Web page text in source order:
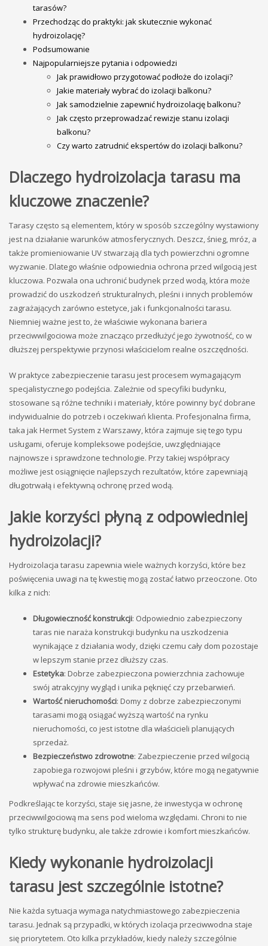
tarasów?
Przechodząc do praktyki: jak skutecznie wykonać
hydroizolację?
Podsumowanie
Najpopularniejsze pytania i odpowiedzi
Jak prawidłowo przygotować podłoże do izolacji?
Jakie materiały wybrać do izolacji balkonu?
Jak samodzielnie zapewnić hydroizolację balkonu?
Jak często przeprowadzać rewizje stanu izolacji
balkonu?
Czy warto zatrudnić ekspertów do izolacji balkonu?
Dlaczego hydroizolacja tarasu ma
kluczowe znaczenie?
Tarasy często są elementem, który w sposób szczególny wystawiony
jest na działanie warunków atmosferycznych. Deszcz, śnieg, mróz, a
także promieniowanie UV stwarzają dla tych powierzchni ogromne
wyzwanie. Dlatego właśnie odpowiednia ochrona przed wilgocią jest
kluczowa. Pozwala ona uchronić budynek przed wodą, która może
prowadzić do uszkodzeń strukturalnych, pleśni i innych problemów
zagrażających zarówno estetyce, jak i funkcjonalności tarasu.
Niemniej ważne jest to, że właściwie wykonana bariera
przeciwwilgociowa może znacząco przedłużyć jego żywotność, co w
dłuższej perspektywie przynosi właścicielom realne oszczędności.
W praktyce zabezpieczenie tarasu jest procesem wymagającym
specjalistycznego podejścia. Zależnie od specyfiki budynku,
stosowane są różne techniki i materiały, które powinny być dobrane
indywidualnie do potrzeb i oczekiwań klienta. Profesjonalna firma,
taka jak Hermet System z Warszawy, która zajmuje się tego typu
usługami, oferuje kompleksowe podejście, uwzględniające
najnowsze i sprawdzone technologie. Przy takiej współpracy
możliwe jest osiągnięcie najlepszych rezultatów, które zapewniają
długotrwałą i efektywną ochronę przed wodą.
Jakie korzyści płyną z odpowiedniej
hydroizolacji?
Hydroizolacja tarasu zapewnia wiele ważnych korzyści, które bez
poświęcenia uwagi na tę kwestię mogą zostać łatwo przeoczone. Oto
kilka z nich:
Długowieczność konstrukcji: Odpowiednio zabezpieczony
taras nie naraża konstrukcji budynku na uszkodzenia
wynikające z działania wody, dzięki czemu cały dom pozostaje
w lepszym stanie przez dłuższy czas.
Estetyka: Dobrze zabezpieczona powierzchnia zachowuje
swój atrakcyjny wygląd i unika pęknięć czy przebarwień.
Wartość nieruchomości: Domy z dobrze zabezpieczonymi
tarasami mogą osiągać wyższą wartość na rynku
nieruchomości, co jest istotne dla właścicieli planujących
sprzedaż.
Bezpieczeństwo zdrowotne: Zabezpieczenie przed wilgocią
zapobiega rozwojowi pleśni i grzybów, które mogą negatywnie
wpływać na zdrowie mieszkańców.
Podkreślając te korzyści, staje się jasne, że inwestycja w ochronę
przeciwwilgociową ma sens pod wieloma względami. Chroni to nie
tylko strukturę budynku, ale także zdrowie i komfort mieszkańców.
Kiedy wykonanie hydroizolacji
tarasu jest szczególnie istotne?
Nie każda sytuacja wymaga natychmiastowego zabezpieczenia
tarasu. Jednak są przypadki, w których izolacja przeciwwodna staje
się priorytetem. Oto kilka przykładów, kiedy należy szczególnie